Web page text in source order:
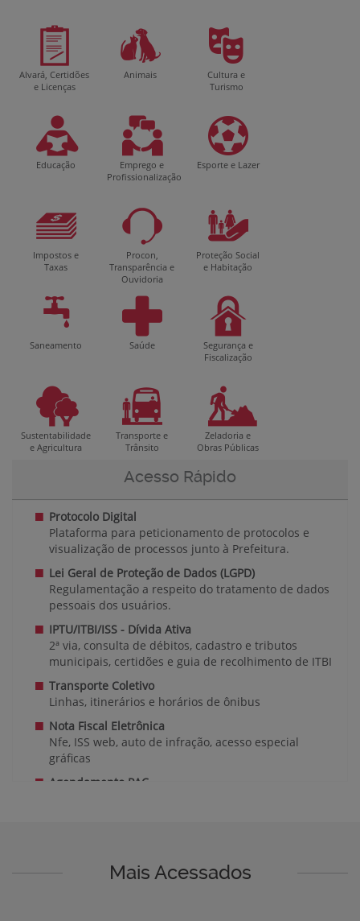
Alvará, Certidões
e Licenças
Animais
Cultura e
Turismo
Educação
Emprego e
Profissionalização
Esporte e Lazer
Impostos e
Taxas
Procon,
Transparência e
Ouvidoria
Proteção Social
e Habitação
Saneamento Saúde
Segurança e
Fiscalização
Sustentabilidade
e Agricultura
Transporte e
Trânsito
Zeladoria e
Obras Públicas
Acesso Rápido
Protocolo Digital
Plataforma para peticionamento de protocolos e
visualização de processos junto à Prefeitura.
Lei Geral de Proteção de Dados (LGPD)
Regulamentação a respeito do tratamento de dados
pessoais dos usuários.
IPTU/ITBI/ISS - Dívida Ativa
2ª via, consulta de débitos, cadastro e tributos
municipais, certidões e guia de recolhimento de ITBI
Transporte Coletivo
Linhas, itinerários e horários de ônibus
Nota Fiscal Eletrônica
Nfe, ISS web, auto de infração, acesso especial
gráficas
Agendamento PAC
processo e acompanhar seu andamento de forma
Mais Acessados